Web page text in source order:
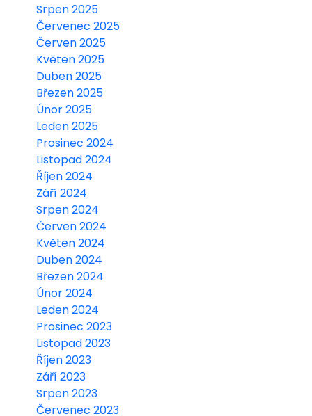
Srpen 2025
Červenec 2025
Červen 2025
Květen 2025
Duben 2025
Březen 2025
Únor 2025
Leden 2025
Prosinec 2024
Listopad 2024
Říjen 2024
Září 2024
Srpen 2024
Červen 2024
Květen 2024
Duben 2024
Březen 2024
Únor 2024
Leden 2024
Prosinec 2023
Listopad 2023
Říjen 2023
Září 2023
Srpen 2023
Červenec 2023